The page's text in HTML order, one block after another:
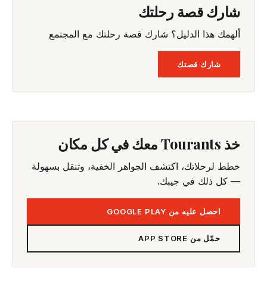
شارك قصة رحلتك
ألهمك هذا الدليل؟ شارك قصة رحلتك مع المجتمع
شارك قصتك
خذ Tourants معك في كل مكان
خطط لرحلاتك، اكتشف الجواهر الخفية، وتنقل بسهولة
— كل ذلك في جيبك.
احصل عليه من GOOGLE PLAY
حمّل من APP STORE